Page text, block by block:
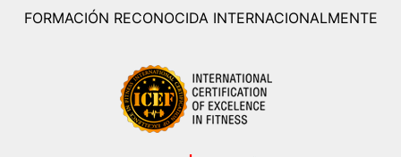
FORMACIÓN RECONOCIDA INTERNACIONALMENTE